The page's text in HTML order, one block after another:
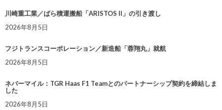
川崎重工業／ばら積運搬船「ARISTOS II」の引き渡し
2026年8月5日
フジトランスコーポレーション／新造船「蓉翔丸」就航
2026年8月5日
ネバーマイル：TGR Haas F1 Teamとのパートナーシップ契約を締結しま
した
2026年8月5日